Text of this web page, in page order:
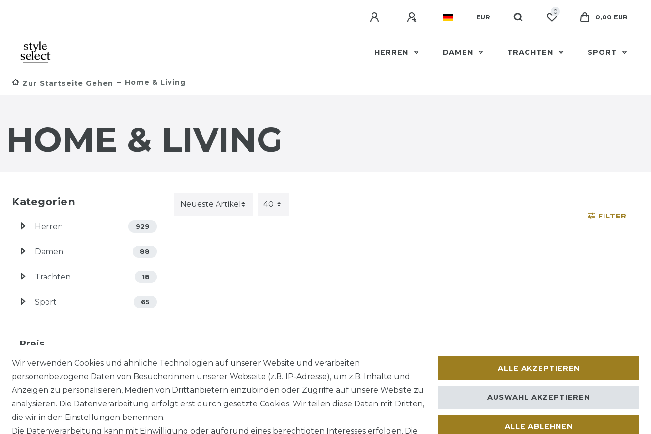
EUR
0
0,00 EUR
HERREN DAMEN TRACHTEN SPORT
Zur Startseite Gehen Home & Living
HOME & LIVING
Kategorien
Herren 929
Damen 88
Trachten 18
Sport 65
Preis
FILTER
Wir verwenden Cookies und ähnliche Technologien auf unserer Website und verarbeiten
personenbezogene Daten von Besucher:innen unserer Webseite (z.B. IP-Adresse), um z.B. Inhalte und
Anzeigen zu personalisieren, Medien von Drittanbietern einzubinden oder Zugriffe auf unsere Website zu
analysieren. Die Datenverarbeitung erfolgt erst durch gesetzte Cookies. Wir teilen diese Daten mit Dritten,
die wir in den Einstellungen benennen.
Die Datenverarbeitung kann mit Einwilligung oder aufgrund eines berechtigten Interesses erfolgen. Die
ALLE AKZEPTIEREN
ALLE ABLEHNEN
AUSWAHL AKZEPTIEREN